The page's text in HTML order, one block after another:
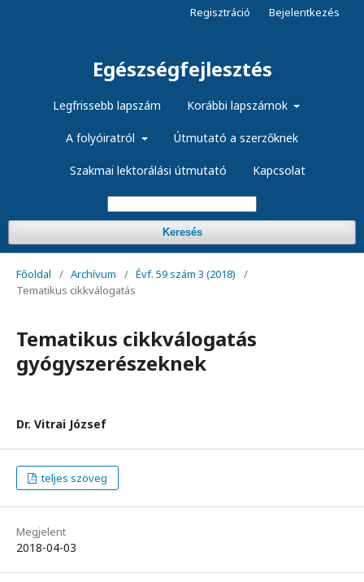
Egészségfejlesztés
Legfrissebb lapszám Korábbi lapszámok
A folyóiratról Útmutató a szerzőknek
Szakmai lektorálási útmutató Kapcsolat
Keresés
Regisztráció Bejelentkezés
Főoldal / Archívum / Évf. 59 szám 3 (2018)
/
Tematikus cikkválogatás
Tematikus cikkválogatás
gyógyszerészeknek
Dr. Vitrai József
teljes szöveg
Megjelent
2018-04-03